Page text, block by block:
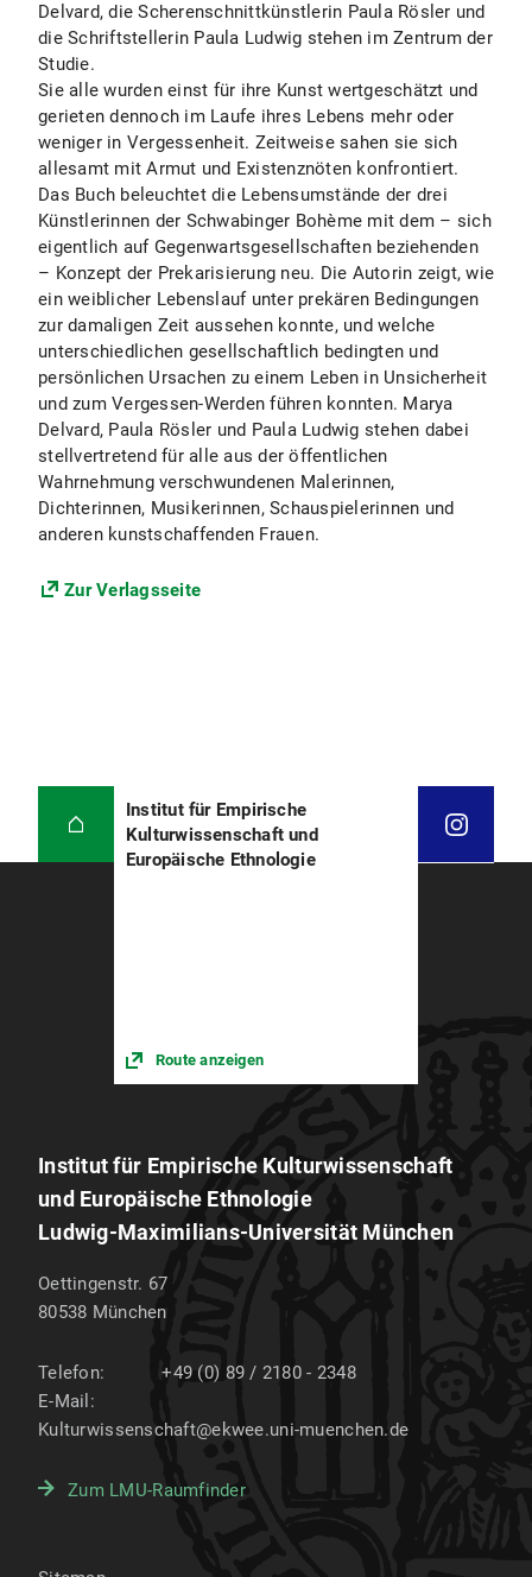
Delvard, die Scherenschnittkünstlerin Paula Rösler und
die Schriftstellerin Paula Ludwig stehen im Zentrum der
Studie.
Sie alle wurden einst für ihre Kunst wertgeschätzt und
gerieten dennoch im Laufe ihres Lebens mehr oder
weniger in Vergessenheit. Zeitweise sahen sie sich
allesamt mit Armut und Existenznöten konfrontiert.
Das Buch beleuchtet die Lebensumstände der drei
Künstlerinnen der Schwabinger Bohème mit dem – sich
eigentlich auf Gegenwartsgesellschaften beziehenden
– Konzept der Prekarisierung neu. Die Autorin zeigt, wie
ein weiblicher Lebenslauf unter prekären Bedingungen
zur damaligen Zeit aussehen konnte, und welche
unterschiedlichen gesellschaftlich bedingten und
persönlichen Ursachen zu einem Leben in Unsicherheit
und zum Vergessen-Werden führen konnten. Marya
Delvard, Paula Rösler und Paula Ludwig stehen dabei
stellvertretend für alle aus der öffentlichen
Wahrnehmung verschwundenen Malerinnen,
Dichterinnen, Musikerinnen, Schauspielerinnen und
anderen kunstschaffenden Frauen.
Zur Verlagsseite
Institut für Empirische
Kulturwissenschaft und
Europäische Ethnologie
Route anzeigen
Institut für Empirische Kulturwissenschaft
und Europäische Ethnologie
Ludwig-Maximilians-Universität München
Oettingenstr. 67
80538 München
Telefon:
+49 (0) 89 / 2180 - 2348
E-Mail:
Kulturwissenschaft@ekwee.uni-muenchen.de
Zum LMU-Raumfinder